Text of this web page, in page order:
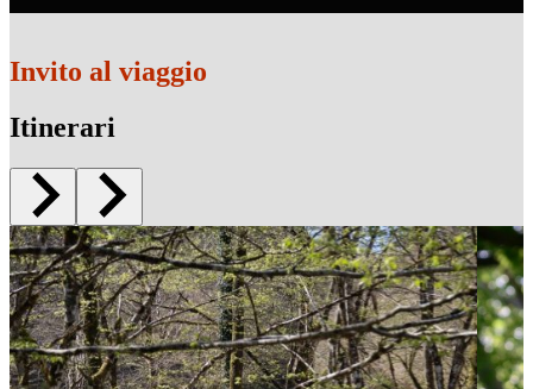
Invito al viaggio
Itinerari